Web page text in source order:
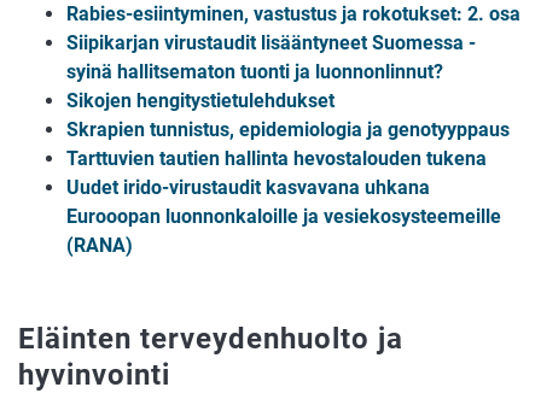
Rabies-esiintyminen, vastustus ja rokotukset: 2. osa
Siipikarjan virustaudit lisääntyneet Suomessa -
syinä hallitsematon tuonti ja luonnonlinnut?
Sikojen hengitystietulehdukset
Skrapien tunnistus, epidemiologia ja genotyyppaus
Tarttuvien tautien hallinta hevostalouden tukena
Uudet irido-virustaudit kasvavana uhkana
Eurooopan luonnonkaloille ja vesiekosysteemeille
(RANA)
Eläinten terveydenhuolto ja
hyvinvointi